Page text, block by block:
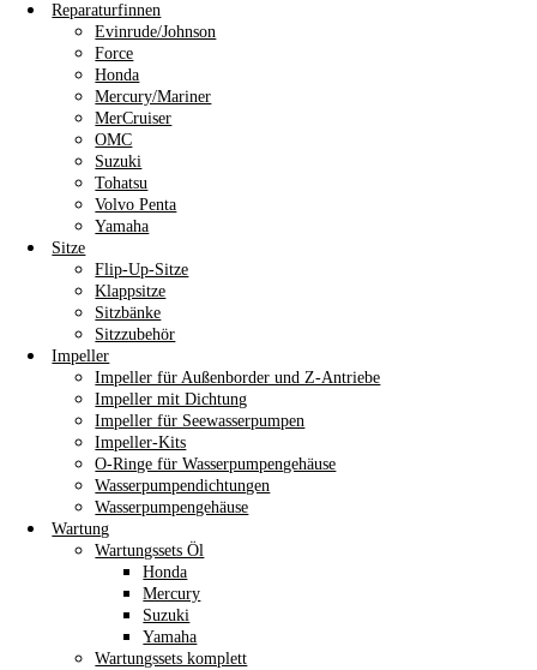
Reparaturfinnen
Evinrude/Johnson
Force
Honda
Mercury/Mariner
MerCruiser
OMC
Suzuki
Tohatsu
Volvo Penta
Yamaha
Sitze
Flip-Up-Sitze
Klappsitze
Sitzbänke
Sitzzubehör
Impeller
Impeller für Außenborder und Z-Antriebe
Impeller mit Dichtung
Impeller für Seewasserpumpen
Impeller-Kits
O-Ringe für Wasserpumpengehäuse
Wasserpumpendichtungen
Wasserpumpengehäuse
Wartung
Wartungssets Öl
Honda
Mercury
Suzuki
Yamaha
Wartungssets komplett